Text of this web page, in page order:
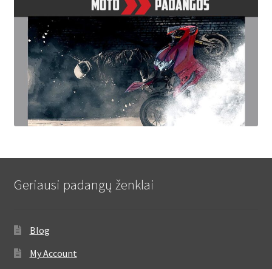
Geriausi padangų ženklai
Blog
My Account